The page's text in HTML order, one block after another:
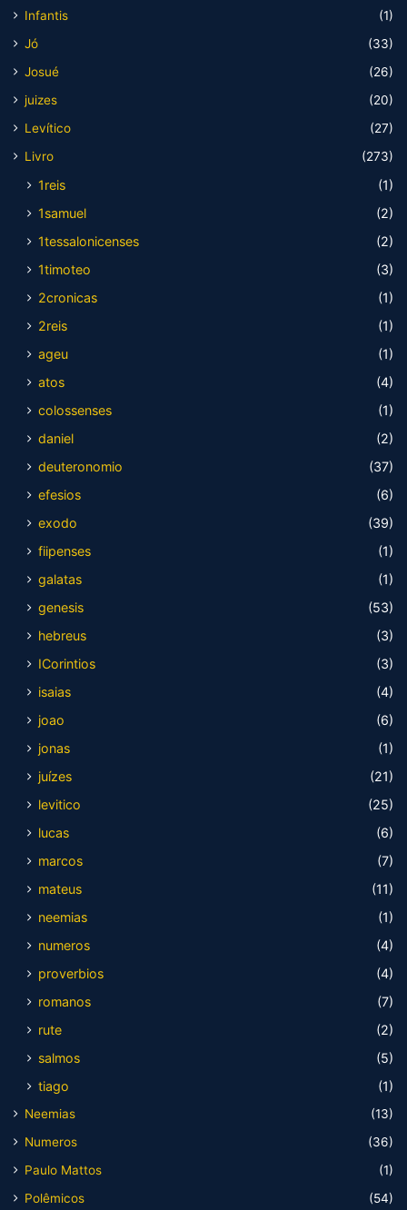
Infantis
(1)
Jó
(33)
Josué
(26)
juizes
(20)
Levítico
(27)
Livro
(273)
1reis
(1)
1samuel
(2)
1tessalonicenses
(2)
1timoteo
(3)
2cronicas
(1)
2reis
(1)
ageu
(1)
atos
(4)
colossenses
(1)
daniel
(2)
deuteronomio
(37)
efesios
(6)
exodo
(39)
fiipenses
(1)
galatas
(1)
genesis
(53)
hebreus
(3)
ICorintios
(3)
isaias
(4)
joao
(6)
jonas
(1)
juízes
(21)
levitico
(25)
lucas
(6)
marcos
(7)
mateus
(11)
neemias
(1)
numeros
(4)
proverbios
(4)
romanos
(7)
rute
(2)
salmos
(5)
tiago
(1)
Neemias
(13)
Numeros
(36)
Paulo Mattos
(1)
Polêmicos
(54)